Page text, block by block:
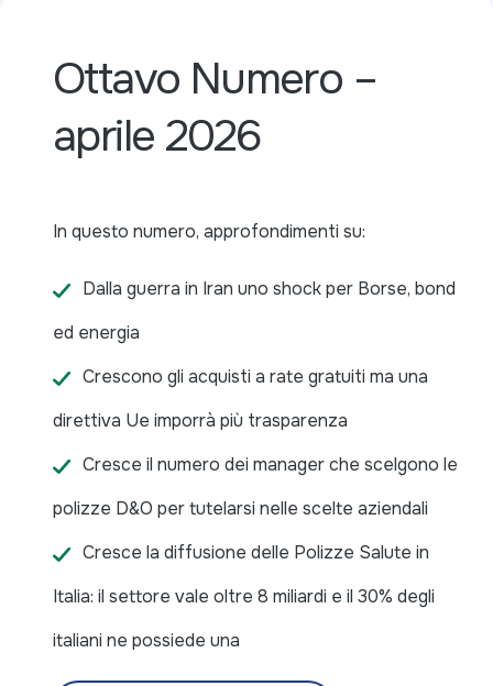
Ottavo Numero –
aprile 2026
In questo numero, approfondimenti su:
Dalla guerra in Iran uno shock per Borse, bond
ed energia
Crescono gli acquisti a rate gratuiti ma una
direttiva Ue imporrà più trasparenza
Cresce il numero dei manager che scelgono le
polizze D&O per tutelarsi nelle scelte aziendali
Cresce la diffusione delle Polizze Salute in
Italia: il settore vale oltre 8 miliardi e il 30% degli
italiani ne possiede una